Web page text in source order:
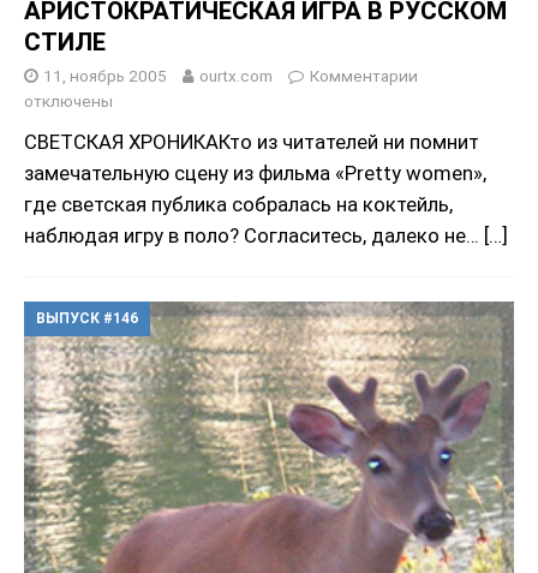
АРИСТОКРАТИЧЕСКАЯ ИГРА В РУССКОМ
СТИЛЕ
11, ноябрь 2005 ourtx.com
Комментарии
отключены
СВЕТСКАЯ ХРОНИКАКто из читателей ни помнит
замечательную сцену из фильма «Pretty women»,
где светская публика собралась на коктейль,
наблюдая игру в поло? Согласитесь, далеко не… […]
ВЫПУСК #146